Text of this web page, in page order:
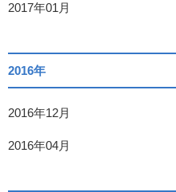
2017年01月
2016年
2016年12月
2016年04月